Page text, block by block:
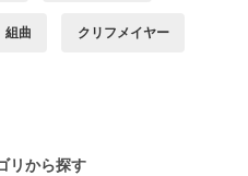
組曲 クリフメイヤー
リから探す